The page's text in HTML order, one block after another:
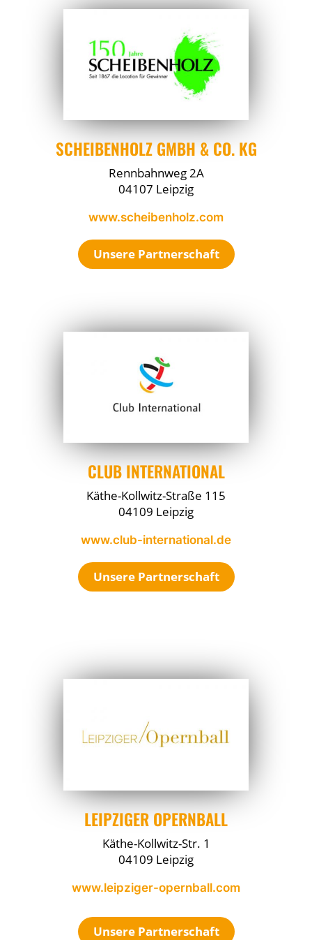
SCHEIBENHOLZ GMBH & CO. KG
Rennbahnweg 2A
04107 Leipzig
www.scheibenholz.com
Unsere Partnerschaft
CLUB INTERNATIONAL
Käthe-Kollwitz-Straße 115
04109 Leipzig
www.club-international.de
Unsere Partnerschaft
LEIPZIGER OPERNBALL
Käthe-Kollwitz-Str. 1
04109 Leipzig
www.leipziger-opernball.com
Unsere Partnerschaft